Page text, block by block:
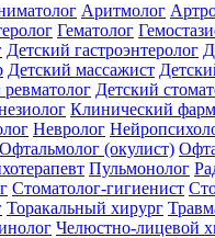
Аритмолог
Гематолог
Детский гастроэнтеролог
Детский массажист
Детский
Клинический
Невролог
Офтальмолог (окулист)
Пульмонолог
Стоматолог-гигиенист
Торакальный хирург
Челюстно-лицевой